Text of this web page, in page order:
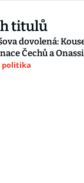
titulů
dovolená:
Čechů a
politika